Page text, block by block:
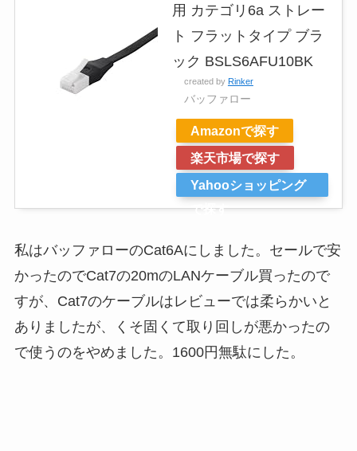
用 カテゴリ6a ストレー
ト フラットタイプ ブラ
ック BSLS6AFU10BK
created by Rinker
バッファロー
Amazonで探す
楽天市場で探す
Yahooショッピング
で探す
私はバッファローのCat6Aにしました。セールで安
かったのでCat7の20mのLANケーブル買ったので
すが、Cat7のケーブルはレビューでは柔らかいと
ありましたが、くそ固くて取り回しが悪かったの
で使うのをやめました。1600円無駄にした。